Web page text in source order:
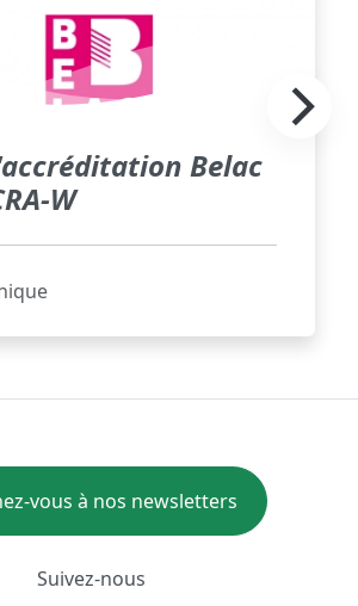
Belac
W
vous à nos newsletters
Suivez-nous